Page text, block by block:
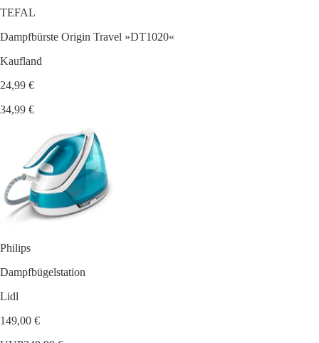
TEFAL
Dampfbürste Origin Travel »DT1020«
Kaufland
24,99 €
34,99 €
Philips
Dampfbügelstation
Lidl
149,00 €